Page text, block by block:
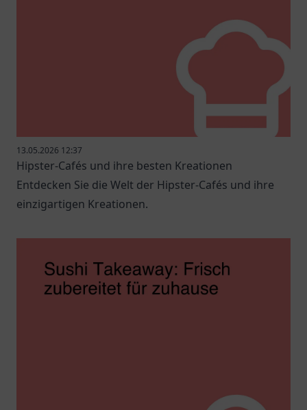
13.05.2026 12:37
Hipster-Cafés und ihre besten Kreationen
Entdecken Sie die Welt der Hipster-Cafés und ihre
einzigartigen Kreationen.